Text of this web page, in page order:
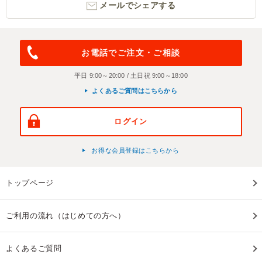
メールでシェアする
お電話でご注文・ご相談
平日 9:00～20:00 / 土日祝 9:00～18:00
よくあるご質問はこちらから
ログイン
お得な会員登録はこちらから
トップページ
ご利用の流れ（はじめての方へ）
よくあるご質問